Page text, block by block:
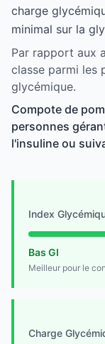
charge
minimal sur la
Par rapport aux
classe parmi les
glycémique.
Compote de
personnes
l'insuline ou
Index
Bas GI
Meilleur pour le
Charge